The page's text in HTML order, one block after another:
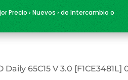
Precio › Nuevos › de Intercambio o
65C15 V 3.0 [F1CE3481L]